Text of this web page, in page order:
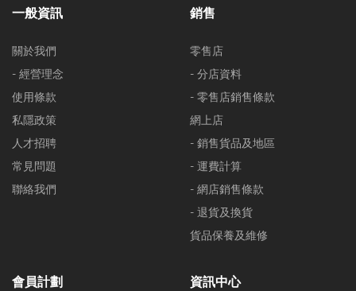
一般資訊
關於我們
- 經營理念
使用條款
私隱政策
人才招聘
常見問題
聯絡我們
銷售
零售店
- 分店資料
- 零售店銷售條款
網上店
- 銷售貨品及地區
- 運費計算
- 網店銷售條款
- 退貨及換貨
貨品保養及維修
會員計劃 資訊中心